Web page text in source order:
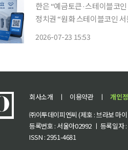
한은 “예금토큰·스테이블코
정치권 “원화 스테이블코인
2026-07-23 15:53
회사소개 ㅣ 이용약관 ㅣ 개인
㈜이투데이피엔씨 (제호 : 브라보 마
등록번호 : 서울아02992 ㅣ 등록일자
ISSN : 2951-4681